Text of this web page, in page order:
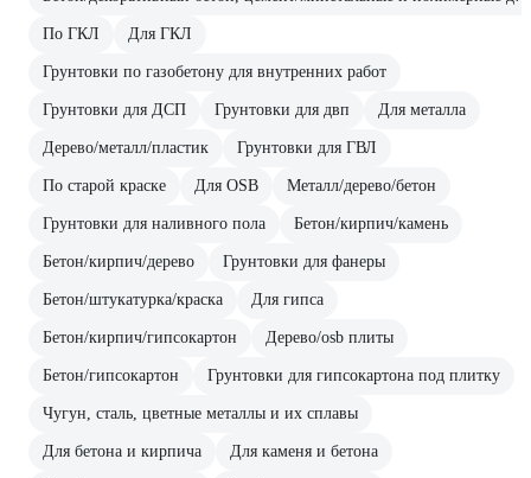
По ГКЛ Для ГКЛ
Грунтовки по газобетону для внутренних работ
Грунтовки для ДСП Грунтовки для двп Для металла
Дерево/металл/пластик Грунтовки для ГВЛ
По старой краске Для OSB Металл/дерево/бетон
Грунтовки для наливного пола Бетон/кирпич/камень
Бетон/кирпич/дерево Грунтовки для фанеры
Бетон/штукатурка/краска Для гипса
Бетон/кирпич/гипсокартон Дерево/osb плиты
Бетон/гипсокартон Грунтовки для гипсокартона под плитку
Чугун, сталь, цветные металлы и их сплавы
Для бетона и кирпича Для каменя и бетона